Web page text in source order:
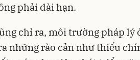
phải dài hạn.
chỉ ra, môi trường pháp
những rào cản như thiếu